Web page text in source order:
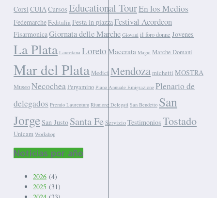
Corsi CUIA Cursos Educational TourEn los Medios
FedemarcheFeditaliaFesta in piazzaFestival Acordeon
FisarmonicaGiornata delle Marche Giovani il foro donne Jovenes
La Plata Lauretana Loreto Macerata Magui Marche Domani
Mar del PlataMedici Mendozamichetti MOSTRA
MuseoNecocheaPergamino Piano Annuale Emigrazione Plenario de
delegados Premio Laurentum Riunione Delegati San Bendetto San
JorgeSan Justo Santa FeServizioTestimonios Tostado
Unicam Workshop
Noticias por año
2026 (4)
2025 (31)